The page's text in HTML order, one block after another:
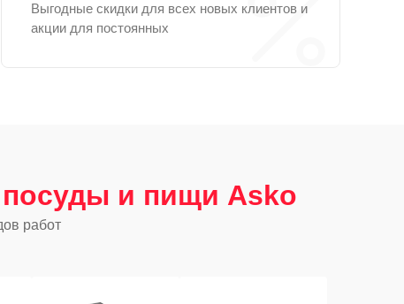
Выгодные скидки для всех новых клиентов и
акции для постоянных
посуды и пищи Asko
работ